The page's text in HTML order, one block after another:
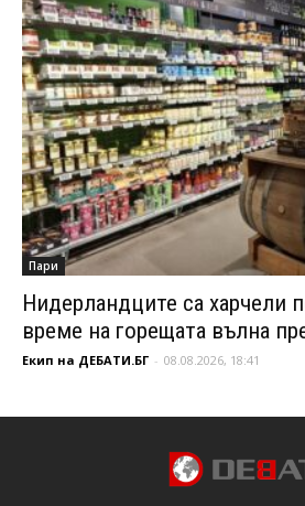
Пари
Нидерландците са харчели
време на горещата вълна
Екип на ДЕБАТИ.БГ - 08.08.2026, 18:41